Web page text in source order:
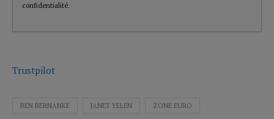
confidentialité.
Trustpilot
BEN BERNANKE JANET YELEN ZONE EURO